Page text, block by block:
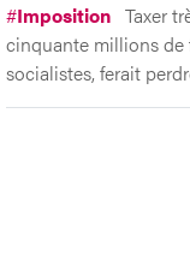
#Imposition Taxer
cinquante millions de
socialistes, ferait